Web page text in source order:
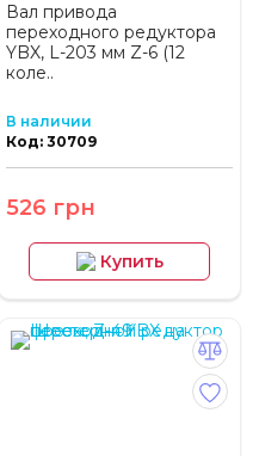
Вал привода
переходного редуктора
YBX, L-203 мм Z-6 (12
коле..
В наличии
Код: 30709
526 грн
Купить